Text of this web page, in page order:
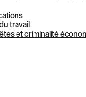
travail
et criminalité